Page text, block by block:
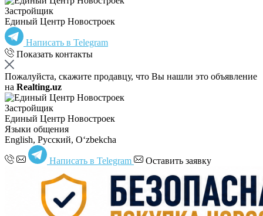
Застройщик
Единый Центр Новостроек
Написать в Telegram
Показать контакты
Пожалуйста, скажите продавцу, что Вы нашли это объявление
на Realting.uz
Застройщик
Единый Центр Новостроек
Языки общения
English, Русский, Oʻzbekcha
Написать в Telegram Оставить заявку